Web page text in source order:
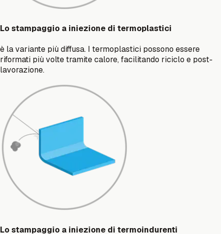
Lo stampaggio a iniezione di termoplastici
è la variante più diffusa. I termoplastici possono essere
riformati più volte tramite calore, facilitando riciclo e post-
lavorazione.
Lo stampaggio a iniezione di termoindurenti